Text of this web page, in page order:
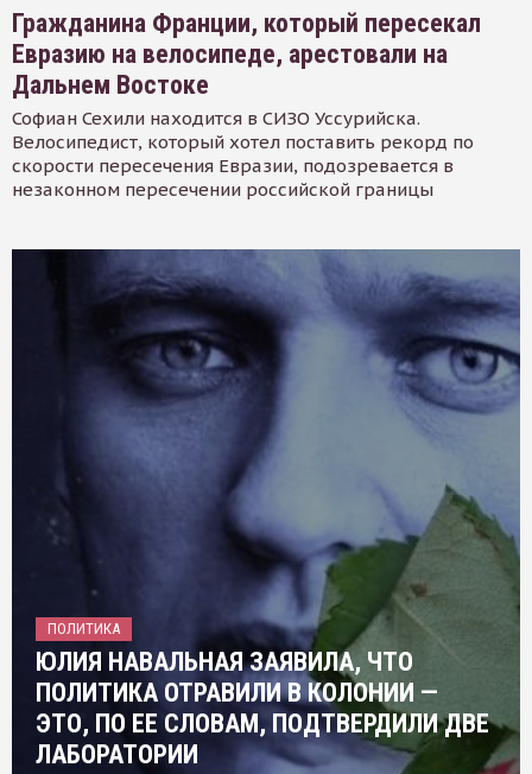
Гражданина Франции, который пересекал
Евразию на велосипеде, арестовали на
Дальнем Востоке
Софиан Сехили находится в СИЗО Уссурийска.
Велосипедист, который хотел поставить рекорд по
скорости пересечения Евразии, подозревается в
незаконном пересечении российской границы
ПОЛИТИКА
ЮЛИЯ НАВАЛЬНАЯ ЗАЯВИЛА, ЧТО
ПОЛИТИКА ОТРАВИЛИ В КОЛОНИИ —
ЭТО, ПО ЕЕ СЛОВАМ, ПОДТВЕРДИЛИ ДВЕ
ЛАБОРАТОРИИ